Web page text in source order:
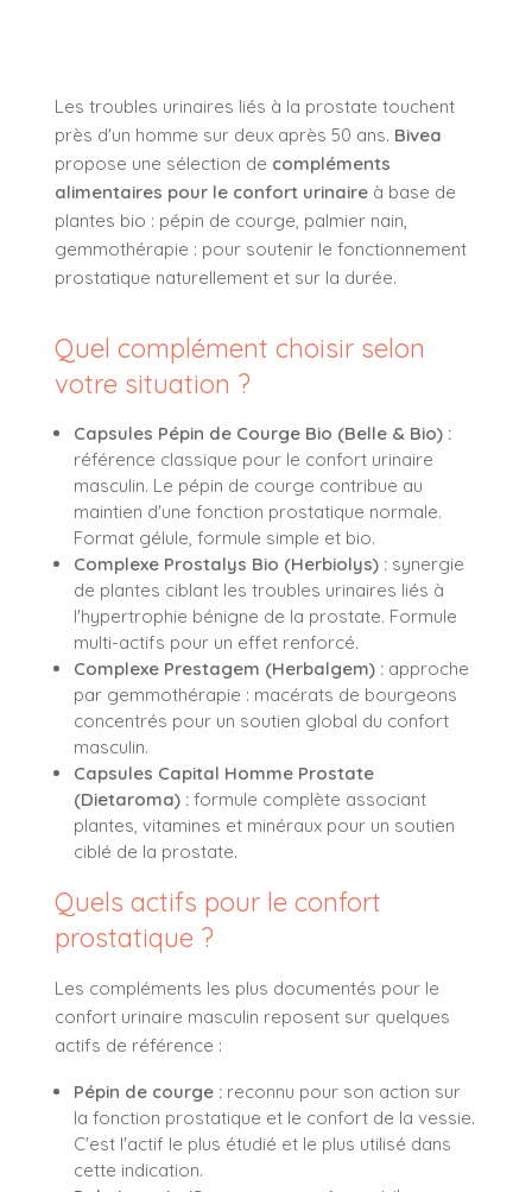
Les troubles urinaires liés à la prostate touchent
près d'un homme sur deux après 50 ans. Bivea
propose une sélection de compléments
alimentaires pour le confort urinaire à base de
plantes bio : pépin de courge, palmier nain,
gemmothérapie : pour soutenir le fonctionnement
prostatique naturellement et sur la durée.
Quel complément choisir selon
votre situation ?
Capsules Pépin de Courge Bio (Belle & Bio) :
référence classique pour le confort urinaire
masculin. Le pépin de courge contribue au
maintien d'une fonction prostatique normale.
Format gélule, formule simple et bio.
Complexe Prostalys Bio (Herbiolys) : synergie
de plantes ciblant les troubles urinaires liés à
l'hypertrophie bénigne de la prostate. Formule
multi-actifs pour un effet renforcé.
Complexe Prestagem (Herbalgem) : approche
par gemmothérapie : macérats de bourgeons
concentrés pour un soutien global du confort
masculin.
Capsules Capital Homme Prostate
(Dietaroma) : formule complète associant
plantes, vitamines et minéraux pour un soutien
ciblé de la prostate.
Quels actifs pour le confort
prostatique ?
Les compléments les plus documentés pour le
confort urinaire masculin reposent sur quelques
actifs de référence :
Pépin de courge : reconnu pour son action sur
la fonction prostatique et le confort de la vessie.
C'est l'actif le plus étudié et le plus utilisé dans
cette indication.